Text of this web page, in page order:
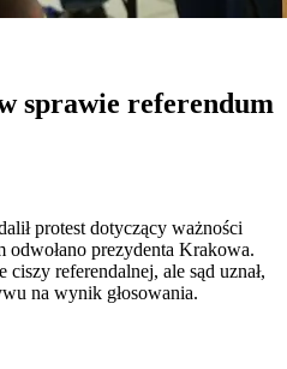
sprawie referendum
protest dotyczący ważności
prezydenta Krakowa.
ciszy referendalnej, ale sąd uznał,
na wynik głosowania.